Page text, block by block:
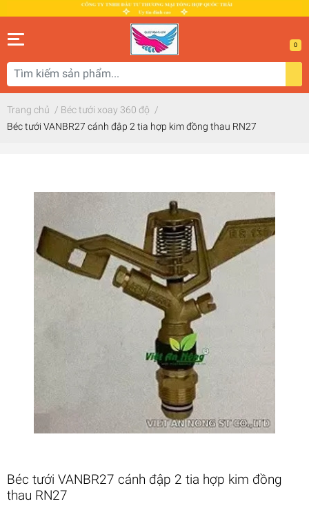
0
Trang chủ / Béc tưới xoay 360 độ /
Béc tưới VANBR27 cánh đập 2 tia hợp kim đồng thau RN27
Béc tưới VANBR27 cánh đập 2 tia hợp kim đồng
thau RN27